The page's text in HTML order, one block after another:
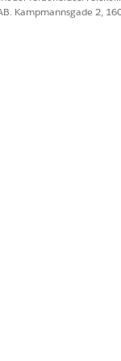
og sende dem
Kampmannsgade 2,